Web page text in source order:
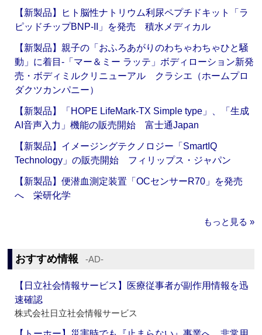
【新製品】ヒト脳性ナトリウム利尿ペプチドキット「ラ
ピッドチップBNP-II」を発売 積水メディカル
【新製品】親子の「おふろあがりのわちゃわちゃひと騒
動」に着目‐「マー＆ミー ラッテ」ボディローション新発
売・ボディミルクリニューアル クラシエ（ホームプロ
ダクツカンパニー）
【新製品】「HOPE LifeMark-TX Simple type」、「生成
AI音声入力」機能の販売開始 富士通Japan
【新製品】イメージングテクノロジー「SmartIQ
Technology」の販売開始 フィリップス・ジャパン
【新製品】便潜血測定装置「OCセンサーR70」を発売
へ 栄研化学
もっと見る »
おすすめ情報 ‐AD‐
【日立社会情報サービス】医療従事者が副作用情報を迅
速確認
株式会社日立社会情報サービス